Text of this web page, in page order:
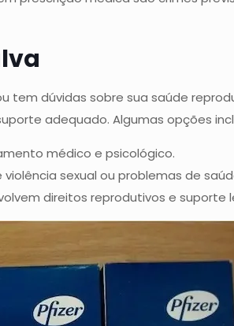
tem dúvidas sobre sua saúde
adequado. Algumas opções
médico e psicológico.
violência sexual ou problemas de
direitos reprodutivos e suporte